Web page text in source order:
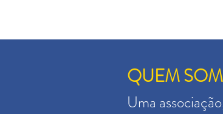
QUEM
Uma